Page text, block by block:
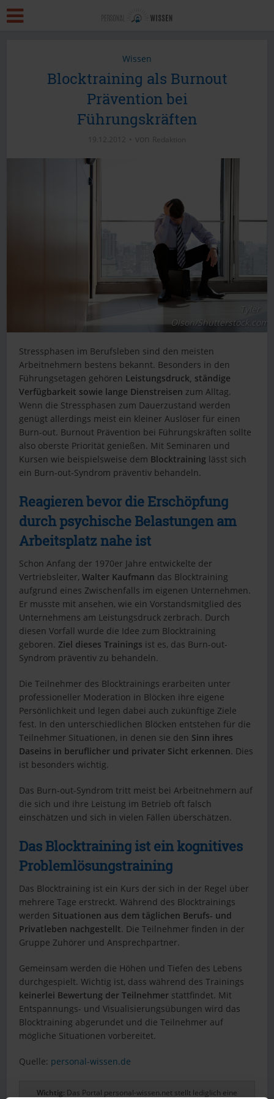
Wissen
Blocktraining als Burnout
Prävention bei
Führungskräften
19.12.2012 von Redaktion
Tyler
Olson/Shutterstock.com
Stressphasen im Berufsleben sind den meisten
Arbeitnehmern bestens bekannt. Besonders in den
Führungsetagen gehören Leistungsdruck, ständige
Verfügbarkeit sowie lange Dienstreisen zum Alltag.
Wenn die Stressphasen zum Dauerzustand werden
genügt allerdings meist ein kleiner Auslöser für einen
Burn-out. Burnout Prävention bei Führungskräften sollte
also oberste Priorität genießen. Mit Seminaren und
Kursen wie beispielsweise dem Blocktraining lässt sich
ein Burn-out-Syndrom präventiv behandeln.
Reagieren bevor die Erschöpfung
durch psychische Belastungen am
Arbeitsplatz nahe ist
Schon Anfang der 1970er Jahre entwickelte der
Vertriebsleiter,Walter Kaufmann das Blocktraining
aufgrund eines Zwischenfalls im eigenen Unternehmen.
Er musste mit ansehen, wie ein Vorstandsmitglied des
Unternehmens am Leistungsdruck zerbrach. Durch
diesen Vorfall wurde die Idee zum Blocktraining
geboren. Ziel dieses Trainings ist es, das Burn-out-
Syndrom präventiv zu behandeln.
Die Teilnehmer des Blocktrainings erarbeiten unter
professioneller Moderation in Blöcken ihre eigene
Persönlichkeit und legen dabei auch zukünftige Ziele
fest. In den unterschiedlichen Blöcken entstehen für die
Teilnehmer Situationen, in denen sie den Sinn ihres
Daseins in beruflicher und privater Sicht erkennen. Dies
ist besonders wichtig.
Das Burn-out-Syndrom tritt meist bei Arbeitnehmern auf
die sich und ihre Leistung im Betrieb oft falsch
einschätzen und sich in vielen Fällen überschätzen.
Das Blocktraining ist ein kognitives
Problemlösungstraining
Das Blocktraining ist ein Kurs der sich in der Regel über
mehrere Tage erstreckt. Während des Blocktrainings
werden Situationen aus dem täglichen Berufs- und
Privatleben nachgestellt. Die Teilnehmer finden in der
Gruppe Zuhörer und Ansprechpartner.
Gemeinsam werden die Höhen und Tiefen des Lebens
durchgespielt. Wichtig ist, dass während des Trainings
keinerlei Bewertung der Teilnehmer stattfindet. Mit
Entspannungs- und Visualisierungsübungen wird das
Blocktraining abgerundet und die Teilnehmer auf
mögliche Situationen vorbereitet.
Quelle: personal-wissen.de
Wichtig: Das Portal personal-wissen.net stellt lediglich eine